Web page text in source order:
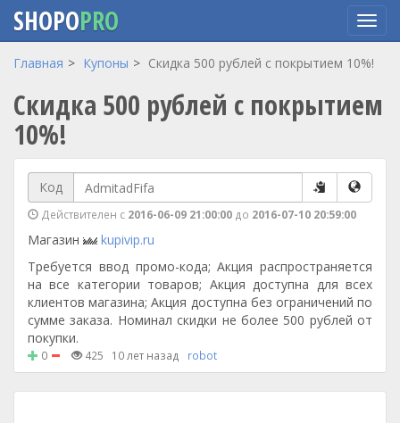
Перейти
основному
содержанию
SHOPOPRO
Главная Купоны Скидка 500 рублей с покрытием 10%!
Скидка 500 рублей с покрытием
10%!
Код
Действителен с 2016-06-09 21:00:00 до 2016-07-10 20:59:00
Магазин
kupivip.ru
Требуется ввод промо-кода; Акция распространяется
на все категории товаров; Акция доступна для всех
клиентов магазина; Акция доступна без ограничений по
сумме заказа. Номинал скидки не более 500 рублей от
покупки.
0 425 10 лет назад robot